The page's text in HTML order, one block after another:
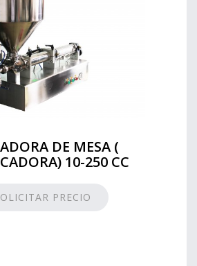
DE MESA (
10-250 CC
PRECIO